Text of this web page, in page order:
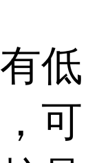
低
可